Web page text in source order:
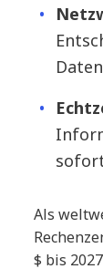
Als
$ bis